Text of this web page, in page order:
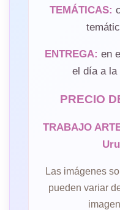
TEMÁTICAS:
ENTREGA: en
el día a la
PRECIO
TRABAJO
Las imágenes
pueden variar